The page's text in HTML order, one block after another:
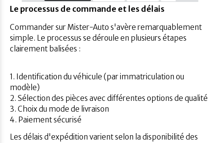
Le processus de commande et les délais
Commander sur Mister-Auto s'avère remarquablement
simple. Le processus se déroule en plusieurs étapes
clairement balisées :
1. Identification du véhicule (par immatriculation ou
modèle)
2. Sélection des pièces avec différentes options de qualité
3. Choix du mode de livraison
4. Paiement sécurisé
Les délais d'expédition varient selon la disponibilité des